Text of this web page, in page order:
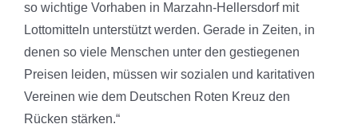
so wichtige Vorhaben in Marzahn-Hellersdorf mit
Lottomitteln unterstützt werden. Gerade in Zeiten, in
denen so viele Menschen unter den gestiegenen
Preisen leiden, müssen wir sozialen und karitativen
Vereinen wie dem Deutschen Roten Kreuz den
Rücken stärken.“